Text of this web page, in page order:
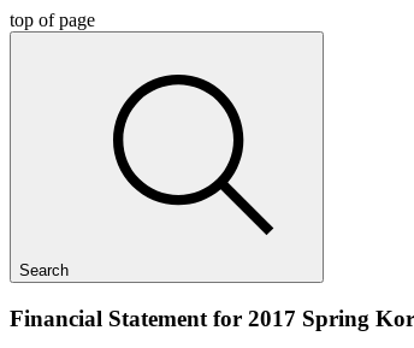
top of page
Search
Financial Statement for 2017 Spring